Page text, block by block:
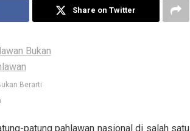
Share on Twitter
Berarti
patung pahlawan nasional di salah satu